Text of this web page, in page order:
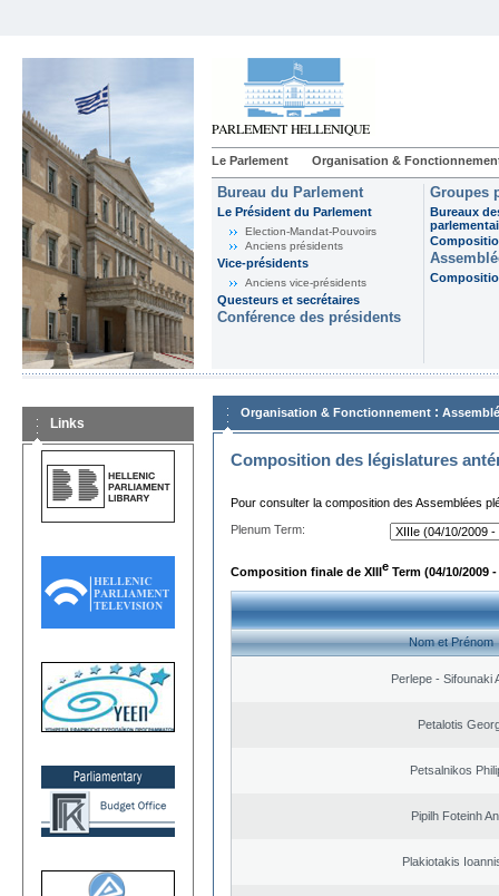
Le Parlement Organisation &
Bureau du Parlement
Le Président du Parlement
Election-Mandat-Pouvoirs
Anciens présidents
Vice-présidents
Anciens vice-présidents
Questeurs et secrétaires
Conférence des présidents
Groupes
Bureaux
Links
Organisation & Fonctionnement :
Composition des législatures
Pour consulter la composition des Assemblées
Plenum Term:
Composition finale de XIIIe Term (04/10/2009 -
Nom et Prénom
Perlepe - Sifounaki
Petalotis
Petsalnikos
Pipilh Foteinh
Plakiotakis